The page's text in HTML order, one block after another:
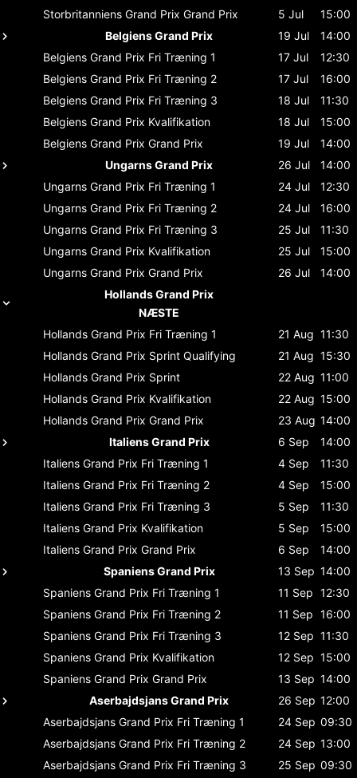
Storbritanniens Grand Prix Grand Prix 5 Jul
15:00
Belgiens Grand Prix
19 Jul
14:00
Belgiens Grand Prix Fri Træning 1 17 Jul
12:30
Belgiens Grand Prix Fri Træning 2 17 Jul
16:00
Belgiens Grand Prix Fri Træning 3 18 Jul
11:30
Belgiens Grand Prix Kvalifikation 18 Jul
15:00
Belgiens Grand Prix Grand Prix 19 Jul
14:00
Ungarns Grand Prix
26 Jul
14:00
Ungarns Grand Prix Fri Træning 1 24 Jul
12:30
Ungarns Grand Prix Fri Træning 2 24 Jul
16:00
Ungarns Grand Prix Fri Træning 3 25 Jul
11:30
Ungarns Grand Prix Kvalifikation 25 Jul
15:00
Ungarns Grand Prix Grand Prix 26 Jul
14:00
Hollands Grand Prix
NÆSTE
Hollands Grand Prix Fri Træning 1 21 Aug 11:30
Hollands Grand Prix Sprint Qualifying 21 Aug 15:30
Hollands Grand Prix Sprint 22 Aug 11:00
Hollands Grand Prix Kvalifikation 22 Aug 15:00
Hollands Grand Prix Grand Prix 23 Aug 14:00
Italiens Grand Prix
6 Sep
14:00
Italiens Grand Prix Fri Træning 1 4 Sep
11:30
Italiens Grand Prix Fri Træning 2 4 Sep
15:00
Italiens Grand Prix Fri Træning 3 5 Sep
11:30
Italiens Grand Prix Kvalifikation 5 Sep
15:00
Italiens Grand Prix Grand Prix 6 Sep
14:00
Spaniens Grand Prix
13 Sep 14:00
Spaniens Grand Prix Fri Træning 1 11 Sep 12:30
Spaniens Grand Prix Fri Træning 2 11 Sep 16:00
Spaniens Grand Prix Fri Træning 3 12 Sep 11:30
Spaniens Grand Prix Kvalifikation 12 Sep 15:00
Spaniens Grand Prix Grand Prix 13 Sep 14:00
Aserbajdsjans Grand Prix
26 Sep 12:00
Aserbajdsjans Grand Prix Fri Træning 1 24 Sep 09:30
Aserbajdsjans Grand Prix Fri Træning 2 24 Sep 13:00
Aserbajdsjans Grand Prix Fri Træning 3 25 Sep 09:30